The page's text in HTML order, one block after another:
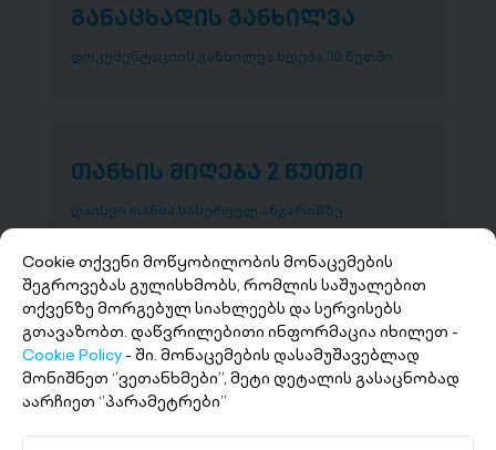
განაცხადის განხილვა
დოკუმენტაციის განხილვა ხდება 30 წუთში
თანხის მიღება 2 წუთში
დაისვი თანხა სასურველ ანგარიშზე
Cookie თქვენი მოწყობილობის მონაცემების
შეგროვებას გულისხმობს, რომლის საშუალებით
თქვენზე მორგებულ სიახლეებს და სერვისებს
გთავაზობთ. დაწვრილებითი ინფორმაცია იხილეთ -
Cookie Policy - ში. მონაცემების დასამუშავებლად
მონიშნეთ ‘’ვეთანხმები’’, მეტი დეტალის გასაცნობად
აარჩიეთ ‘’პარამეტრები’’